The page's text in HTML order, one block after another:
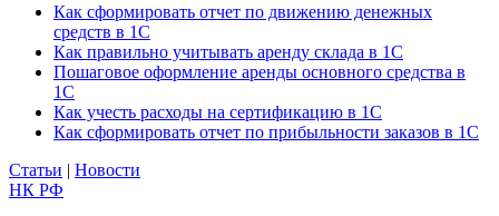
Как сформировать отчет по движению денежных
средств в 1С
Как правильно учитывать аренду склада в 1С
Пошаговое оформление аренды основного средства в
1С
Как учесть расходы на сертификацию в 1С
Как сформировать отчет по прибыльности заказов в 1С
Статьи | Новости
НК РФ